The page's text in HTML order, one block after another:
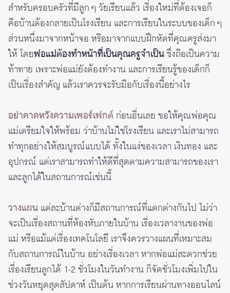
สำหรับครอบครัวที่มีลูก ๆ วัยเรียนแล้ว เรื่องใหม่ที่ต้องเจอก็
คือบ้านต้องกลายเป็นโรงเรียน และการเรียนในระบบของเด็ก ๆ
ส่วนหนึ่งมาจากหน้าจอ หรือมาจากแบบฝึกหัดที่คุณครูส่งมา
ให้ โดยพ่อแม่ต้องทำหน้าที่เป็นคุณครูจำเป็นซึ่งถือเป็นความ
ท้าทาย เพราะพ่อแม่ยังต้องทำงาน และการเรียนรู้ของเด็กก็
เป็นเรื่องสำคัญ แล้วเราควรจะรับมือกับเรื่องนี้อย่างไร
อย่าคาดหวังความเพอร์เฟกต์ ก่อนอื่นเลย ขอให้คุณพ่อคุณ
แม่เตรียมใจให้พร้อม ว่าบ้านไม่ใช่โรงเรียน และเราไม่สามารถ
ทำทุกอย่างให้สมบูรณ์แบบได้ ทั้งในแง่ของเวลา เงินทอง และ
อุปกรณ์ แต่เราสามารถทำให้ดีที่สุดตามความสามารถของเรา
และลูกได้ในสถานการณ์เช่นนี้
วางแผน แต่ละบ้านต่างก็มีสถานการณ์ที่แตกต่างกันไป ไม่ว่า
จะเป็นเรื่องสถานที่ห้องหับภายในบ้าน เรื่องเวลางานของพ่อ
แม่ หรือแม้แต่เรื่องเทคโนโลยี เราจึงควรวางแผนที่เหมาะสม
กับสถานการณ์ในบ้าน อย่างเรื่องเวลา หากพ่อแม่สะดวกช่วย
เรื่องเรียนลูกได้ 1-2 ชั่วโมงในวันทำงาน ก็จัดชั่วโมงเพิ่มไปใน
ช่วงวันหยุดสุดสัปดาห์ เป็นต้น หากการเรียนผ่านทางออนไลน์